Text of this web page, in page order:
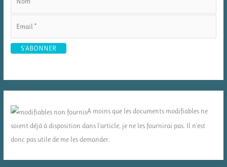
A moins que les documents modifiables ne
soient déjà à disposition dans l'article, je ne les fournirai pas. Il n'est
donc pas utile de me les demander.